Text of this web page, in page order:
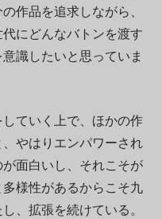
作品を追求しながら、
にどんなバトンを渡す
識したいと思っていま
ていく上で、ほかの作
やはりエンパワーされ
面白いし、それこそが
様性があるからこそ九
、拡張を続けている。